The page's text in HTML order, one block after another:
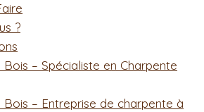
?
Bois – Spécialiste en Charpente
Bois – Entreprise de charpente à